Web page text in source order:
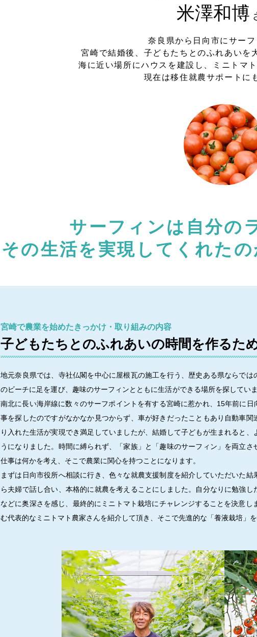
米澤和博
奈良県から日向市にサーフ
宮崎で結婚後、子どもたちとのふれあいを
海に近い場所にハウスを建設し、ミニトマ
現在は移住就農サポートに
サーフィンは自分の
その生活を実現してくれた
宮崎で農業を始めたきっかけ・取り組みの内容
子どもたちとのふれあいの時間を作るた
地元奈良県では、寺社仏閣を中心に屋根瓦の施工を行う、歴史ある県ならで
のビーチに足を運び、趣味のサーフィンとともに生活ができる場所を探してい
南北に長い海岸線に数々のサーフポイントを有する宮崎に惹かれ、15年前に
事を探したのですがなかなか見つからず、車が好きだったこともあり自動車
り入れた生活が実現でき満足していましたが、結婚して子どもが生まれると
うになりました。時間に縛られず、「家族」と「趣味のサーフィン」を両立
仕事は何かを考え、そこで農業に関心を持つことになります。
まずは日向市役所へ相談に行き、色々な就農支援制度を紹介していただいた
ら夫婦で話し合い、本格的に就農を考えることにしました。自分なりに勉強
などに奥深さを感じ、最終的にミニトマト栽培にチャレンジすることを決意
む代表的なミニトマト農家さんを紹介して頂き、そこで先進的な「養液栽培」を